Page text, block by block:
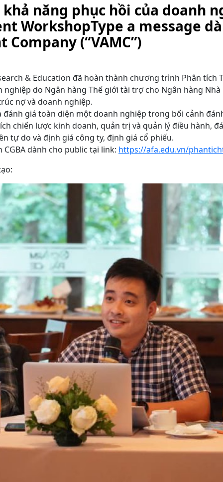
năng phục hồi của doanh
WorkshopType a message
(“VAMC”)
& Education đã hoàn thành chương trình Phân tích
do Ngân hàng Thế giới tài trợ cho Ngân hàng
nợ và doanh nghiệp.
đánh giá toàn diện một doanh nghiệp trong bối cảnh
chiến lược kinh doanh, quản trị và quản lý điều hành,
tự do và định giá công ty, định giá cổ phiếu.
dành cho public tại link: https://afa.edu.vn/